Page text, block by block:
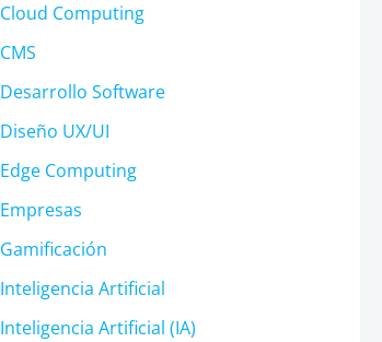
Cloud Computing
CMS
Desarrollo Software
Diseño UX/UI
Edge Computing
Empresas
Gamificación
Inteligencia Artificial
Inteligencia Artificial (IA)